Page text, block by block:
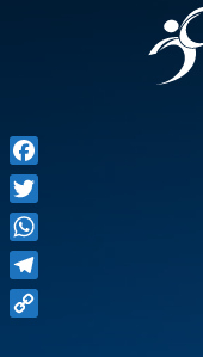
Facebook
Twitter
WhatsApp
Telegram